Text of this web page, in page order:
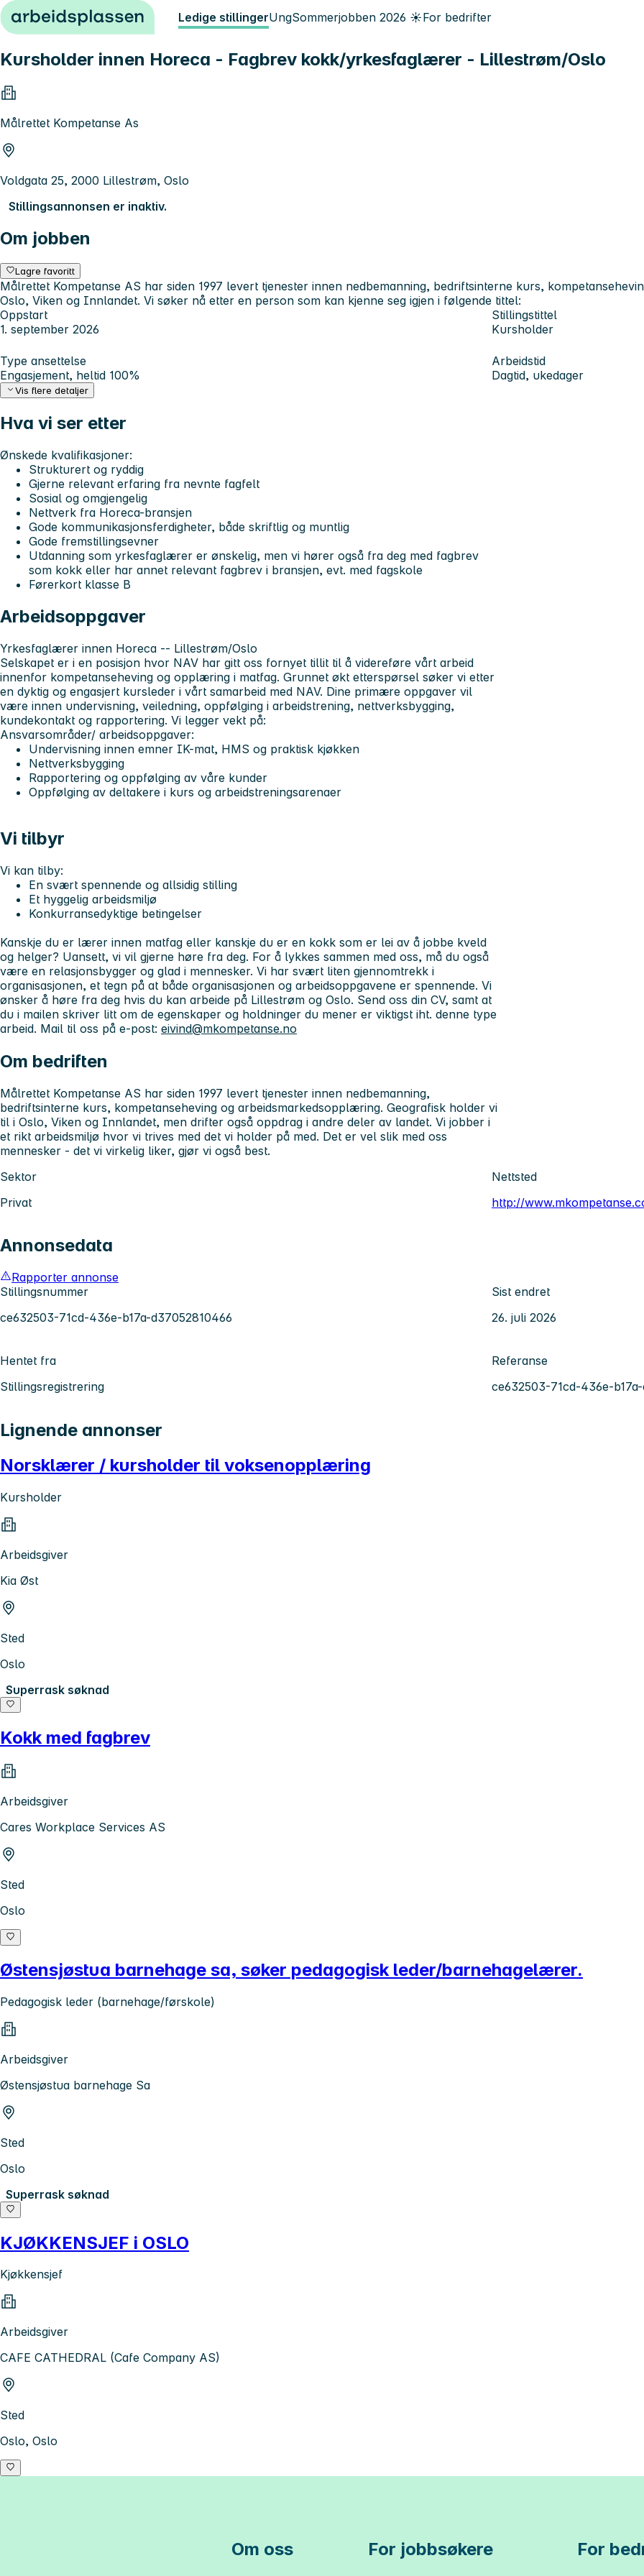
Hopp til innhold Ledige stillingerUngSommerjobben 2026 ☀️For bedrifter
Kursholder innen Horeca - Fagbrev kokk/yrkesfaglærer - Lillestrøm/Oslo
Målrettet Kompetanse As
Voldgata 25, 2000 Lillestrøm, Oslo
Stillingsannonsen er inaktiv.
Om jobben
Lagre favoritt
Målrettet Kompetanse AS har siden 1997 levert tjenester innen nedbemanning, bedriftsinterne kurs,
Oslo, Viken og Innlandet. Vi søker nå etter en person som kan kjenne seg igjen i følgende tittel:
Oppstart
1. september 2026
Stillingstittel
Kursholder
Type ansettelse
Engasjement, heltid 100%
Arbeidstid
Dagtid, ukedager
Vis flere detaljer
Hva vi ser etter
Ønskede kvalifikasjoner:
Strukturert og ryddig
Gjerne relevant erfaring fra nevnte fagfelt
Sosial og omgjengelig
Nettverk fra Horeca-bransjen
Gode kommunikasjonsferdigheter, både skriftlig og muntlig
Gode fremstillingsevner
Utdanning som yrkesfaglærer er ønskelig, men vi hører også fra deg med fagbrev
som kokk eller har annet relevant fagbrev i bransjen, evt. med fagskole
Førerkort klasse B
Arbeidsoppgaver
Yrkesfaglærer innen Horeca -- Lillestrøm/Oslo
Selskapet er i en posisjon hvor NAV har gitt oss fornyet tillit til å videreføre vårt arbeid
innenfor kompetanseheving og opplæring i matfag. Grunnet økt etterspørsel søker vi etter
en dyktig og engasjert kursleder i vårt samarbeid med NAV. Dine primære oppgaver vil
være innen undervisning, veiledning, oppfølging i arbeidstrening, nettverksbygging,
kundekontakt og rapportering. Vi legger vekt på:
Ansvarsområder/ arbeidsoppgaver:
Undervisning innen emner IK-mat, HMS og praktisk kjøkken
Nettverksbygging
Rapportering og oppfølging av våre kunder
Oppfølging av deltakere i kurs og arbeidstreningsarenaer
Vi tilbyr
Vi kan tilby:
En svært spennende og allsidig stilling
Et hyggelig arbeidsmiljø
Konkurransedyktige betingelser
Kanskje du er lærer innen matfag eller kanskje du er en kokk som er lei av å jobbe kveld
og helger? Uansett, vi vil gjerne høre fra deg. For å lykkes sammen med oss, må du også
være en relasjonsbygger og glad i mennesker. Vi har svært liten gjennomtrekk i
organisasjonen, et tegn på at både organisasjonen og arbeidsoppgavene er spennende. Vi
ønsker å høre fra deg hvis du kan arbeide på Lillestrøm og Oslo. Send oss din CV, samt at
du i mailen skriver litt om de egenskaper og holdninger du mener er viktigst iht. denne type
arbeid. Mail til oss på e-post: eivind@mkompetanse.no
Om bedriften
Målrettet Kompetanse AS har siden 1997 levert tjenester innen nedbemanning,
bedriftsinterne kurs, kompetanseheving og arbeidsmarkedsopplæring. Geografisk holder vi
til i Oslo, Viken og Innlandet, men drifter også oppdrag i andre deler av landet. Vi jobber i
et rikt arbeidsmiljø hvor vi trives med det vi holder på med. Det er vel slik med oss
mennesker - det vi virkelig liker, gjør vi også best.
Sektor
Privat
Nettsted
http://
Annonsedata
Rapporter annonse
Stillingsnummer
ce632503-71cd-436e-b17a-d37052810466
Sist endret
26. juli 2026
Hentet fra
Stillingsregistrering
Referanse
ce632503-71cd-436e-
Lignende annonser
Norsklærer / kursholder til voksenopplæring
Kursholder
Arbeidsgiver
Kia Øst
Sted
Oslo
Superrask søknad
Kokk med fagbrev
Arbeidsgiver
Cares Workplace Services AS
Sted
Oslo
Østensjøstua barnehage sa, søker pedagogisk leder/barnehagelærer.
Pedagogisk leder (barnehage/førskole)
Arbeidsgiver
Østensjøstua barnehage Sa
Sted
Oslo
Superrask søknad
KJØKKENSJEF i OSLO
Kjøkkensjef
Arbeidsgiver
CAFE CATHEDRAL (Cafe Company AS)
Sted
Oslo, Oslo
Om oss For jobbsøkere For